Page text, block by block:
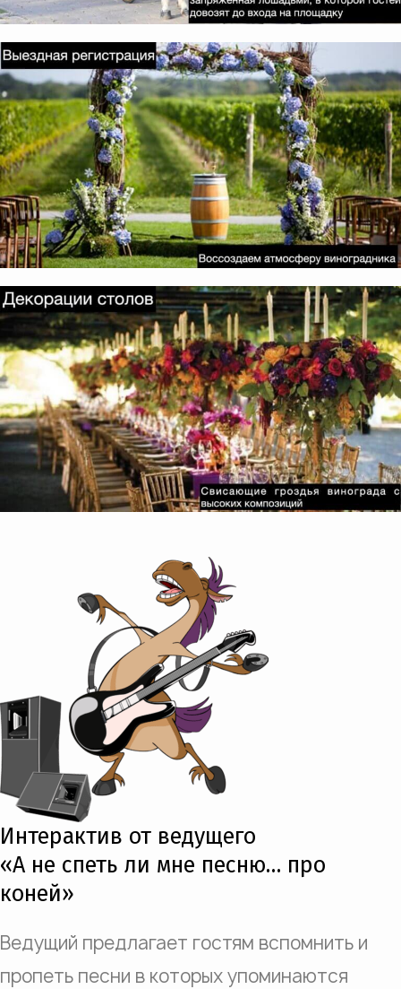
Интерактив от ведущего
«А не спеть ли мне песню… про
коней»
Ведущий предлагает гостям вспомнить и
пропеть песни в которых упоминаются